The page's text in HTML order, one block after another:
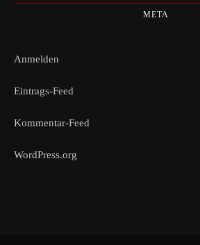
META
Anmelden
Eintrags-Feed
Kommentar-Feed
WordPress.org